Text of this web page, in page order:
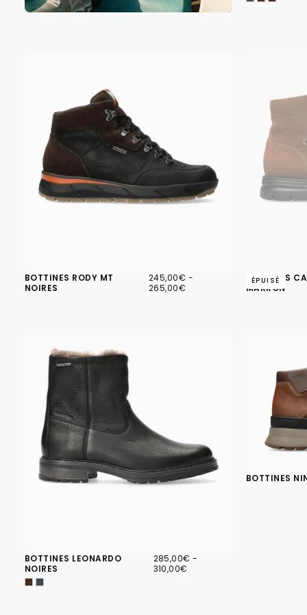
BOTTINES RODY MT
NOIRES
245,00€
PRIX
MINIMUM
245,00€ -
265,00€
BOTTINES
MARRON
ÉPUISÉ
BOTTINES LEONARDO
NOIRES
285,00€
PRIX
MINIMUM
285,00€ -
310,00€
BOTTINES